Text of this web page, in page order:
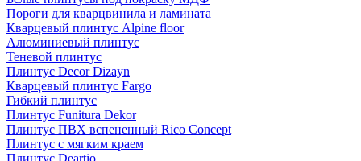
Пороги для кварцвинила и ламината
Кварцевый плинтус Alpine floor
Алюминиевый плинтус
Теневой плинтус
Плинтус Decor Dizayn
Кварцевый плинтус Fargo
Гибкий плинтус
Плинтус Funitura Dekor
Плинтус ПВХ вспененный Rico Concept
Плинтус с мягким краем
Плинтус Deartio